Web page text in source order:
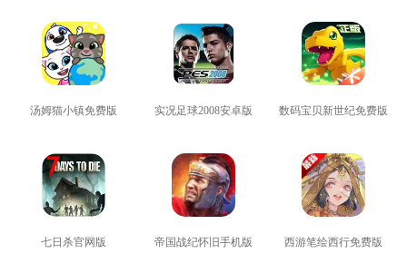
汤姆猫小镇免费版 实况足球2008安卓版 数码宝贝新世纪免费版
七日杀官网版 帝国战纪怀旧手机版 西游笔绘西行免费版